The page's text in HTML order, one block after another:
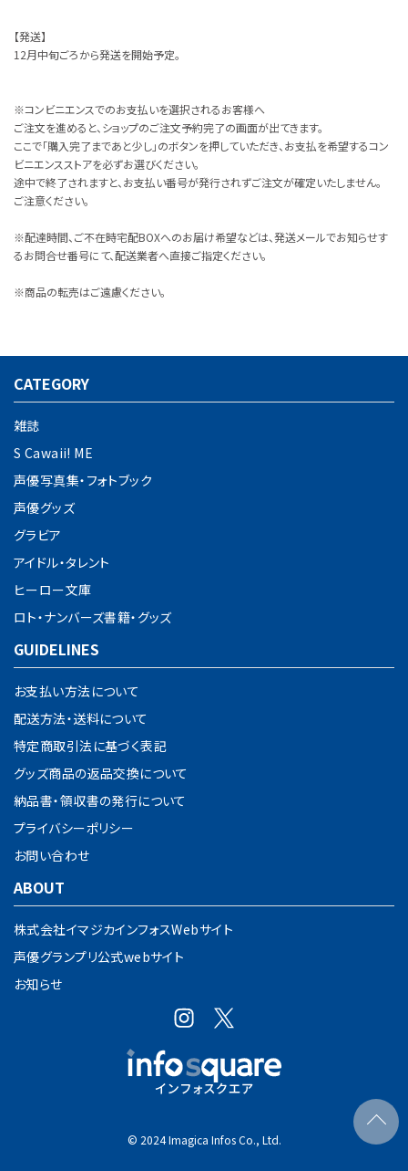
【発送】
12月中旬ごろから発送を開始予定。
※コンビニエンスでのお支払いを選択されるお客様へ
ご注文を進めると、ショップのご注文予約完了の画面が出てきます。
ここで「購入完了まであと少し」のボタンを押していただき、お支払を希望するコン
ビニエンスストアを必ずお選びください。
途中で終了されますと、お支払い番号が発行されずご注文が確定いたしません。
ご注意ください。
※配達時間、ご不在時宅配BOXへのお届け希望などは、発送メールでお知らせす
るお問合せ番号にて、配送業者へ直接ご指定ください。
※商品の転売はご遠慮ください。
CATEGORY
雑誌
S Cawaii! ME
声優写真集・フォトブック
声優グッズ
グラビア
アイドル・タレント
ヒーロー文庫
ロト・ナンバーズ書籍・グッズ
GUIDELINES
お支払い方法について
配送方法・送料について
特定商取引法に基づく表記
グッズ商品の返品交換について
納品書・領収書の発行について
プライバシーポリシー
お問い合わせ
ABOUT
株式会社イマジカインフォスWebサイト
声優グランプリ公式webサイト
お知らせ
© 2024 Imagica Infos Co., Ltd.